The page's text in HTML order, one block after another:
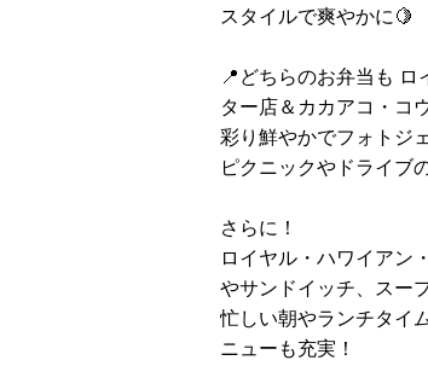
スタイルで爽やかに🍋
📍どちらのお弁当も
ター店＆カカアコ・コ
彩り鮮やかでフォトジ
ピクニックやドライブ
さらに！
ロイヤル・ハワイアン
やサンドイッチ、スー
忙しい朝やランチタイ
ニューも充実！